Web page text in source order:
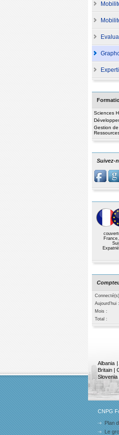
Sciences
Gestion
Suivez-
Aujourd'hui :
Mois :
Total :
Albania |
Britain |
Slovenia
CNPG
Plan
Le